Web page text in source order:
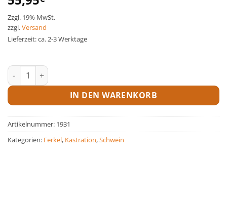
Zzgl. 19% MwSt.
zzgl.Versand
Lieferzeit: ca. 2-3 Werktage
Kiste f. PigNap Menge
IN DEN WARENKORB
Artikelnummer: 1931
Kategorien: Ferkel, Kastration,Schwein